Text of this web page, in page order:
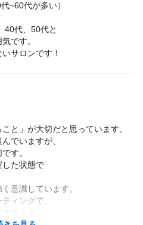
~60代が多い）
40代、50代と
です。
サロンです！
と」が大切だと思っています。
でいますが、
す。
した状態で
意識しています。
ィングで、
るよう